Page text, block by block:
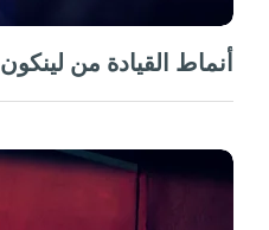
أنماط القيادة من لينكون